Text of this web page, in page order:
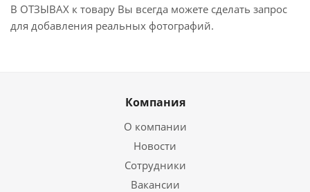
В ОТЗЫВАХ к товару Вы всегда можете сделать запрос
для добавления реальных фотографий.
Компания
О компании
Новости
Сотрудники
Вакансии